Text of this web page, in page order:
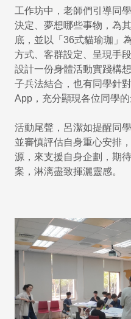
工作坊中，老師們引導同
決定、夢想哪些事物，為
底，並以「36式貓瑜珈」
方式、客群設定、呈現手
設計一份身體活動實踐構
子兵法結合，也有同學針
App，充分顯現各位同學的
活動尾聲，呂潔如提醒同
並審慎評估自身重心安排
源，來支援自身企劃，期
案，淋漓盡致揮灑靈感。